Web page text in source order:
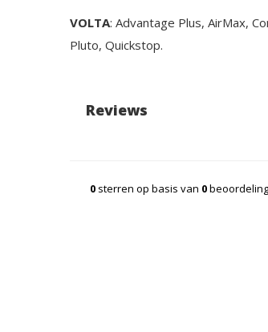
VOLTA: Advantage Plus, AirMax,
Pluto, Quickstop.
Reviews
0 sterren op basis van 0